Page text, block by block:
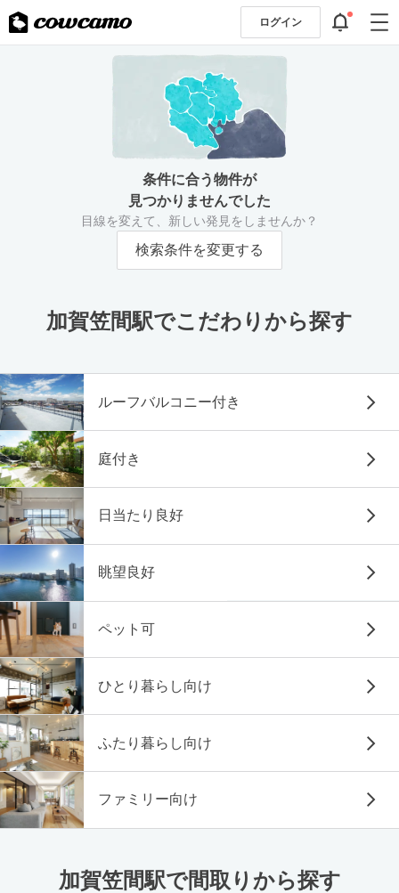
ログイン
条件に合う物件が
見つかりませんでした
目線を変えて、新しい発見をしませんか？
検索条件を変更する
加賀笠間駅でこだわりから探す
ルーフバルコニー付き
庭付き
日当たり良好
眺望良好
ペット可
ひとり暮らし向け
ふたり暮らし向け
ファミリー向け
加賀笠間駅で間取りから探す